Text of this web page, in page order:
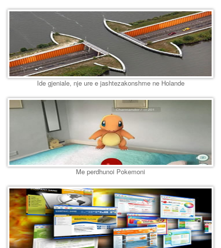
Ide gjeniale, nje ure e jashtezakonshme ne Holande
Me perdhunoi Pokemoni